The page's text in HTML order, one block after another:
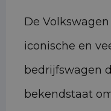
De
iconische en
bedrijfswagen
bekendstaat